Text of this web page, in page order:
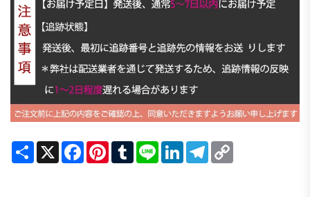
Share X FacebookPinterestTumblrLine LinkedInTelegram